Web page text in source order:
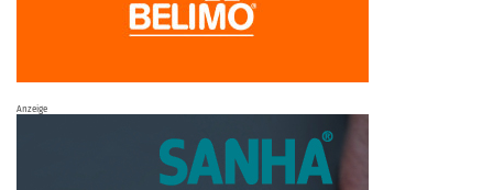
Anzeige